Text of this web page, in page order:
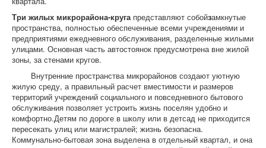
Три жилых микрорайона-круга представляют собойзамкнутые
пространства, полностью обеспеченные всеми учреждениями и
предприятиями ежедневного обслуживания, разделенные жилыми
улицами. Основная часть автостоянок предусмотрена вне жилой
зоны, за стенами кругов.
Внутренние пространства микрорайонов создают уютную
жилую среду, а правильный расчет вместимости и размеров
территорий учреждений социального и повседневного бытового
обслуживания позволяет устроить жизнь поселян удобно и
комфортно.Детям по дороге в школу или в детсад не приходится
пересекать улиц или магистралей; жизнь безопасна.
Коммунально-бытовая зона выделена в отдельный квартал, и она